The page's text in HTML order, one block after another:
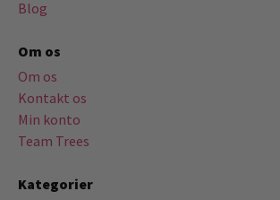
Blog
Om os
Om os
Kontakt os
Min konto
Team Trees
Kategorier